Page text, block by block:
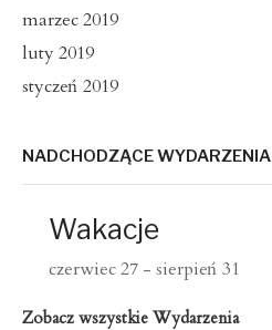
marzec 2019
luty 2019
styczeń 2019
NADCHODZĄCE WYDARZENIA
Wakacje
czerwiec 27 - sierpień 31
Zobacz wszystkie Wydarzenia